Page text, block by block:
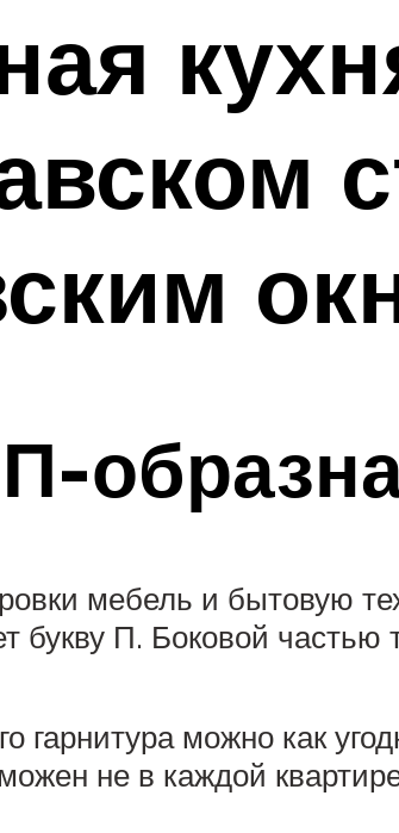
мебель и бытовую
букву П. Боковой частью
гарнитура можно как
не в каждой